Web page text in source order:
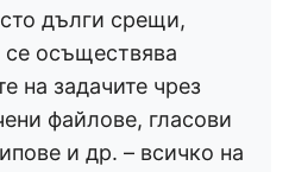
дълги срещи,
се осъществява
на задачите чрез
файлове, гласови
и др. – всичко на